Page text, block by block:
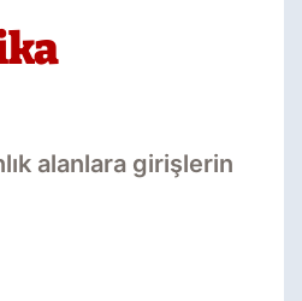
alanlara girişlerin